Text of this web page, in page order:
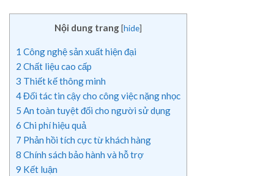
Nội dung trang[hide]
1 Công nghệ sản xuất hiện đại
2 Chất liệu cao cấp
3 Thiết kế thông minh
4Đối tác tin cậy cho công việc nặng nhọc
5 An toàn tuyệt đối cho người sử dụng
6 Chi phí hiệu quả
7 Phản hồi tích cực từ khách hàng
8 Chính sách bảo hành và hỗ trợ
9 Kết luận